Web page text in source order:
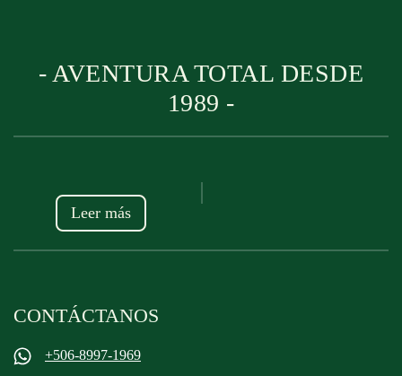
- AVENTURA TOTAL DESDE
1989 -
Leer más
CONTÁCTANOS
+506-8997-1969